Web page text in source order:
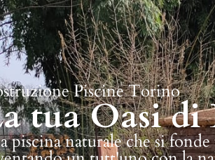
Piscine Torino
tua Oasi di
piscina naturale che si